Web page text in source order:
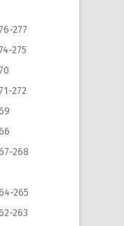
277
275
272
268
265
263